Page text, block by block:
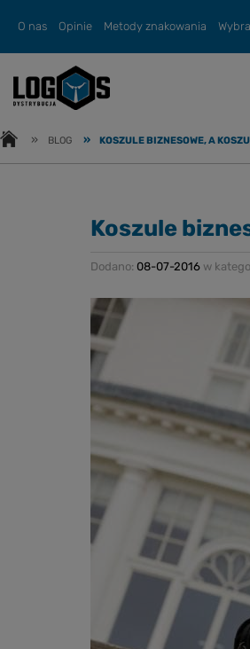
O nas Opinie Metody znakowania
» BLOG » KOSZULE BIZNESOWE, A
Koszule
Dodano: 08-07-2016 w